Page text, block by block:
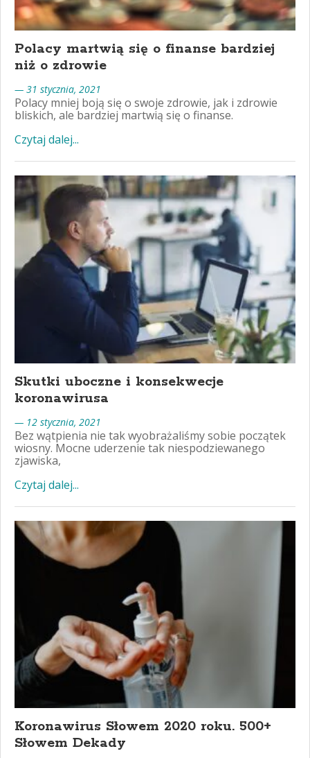
Polacy martwią się o finanse bardziej
niż o zdrowie
— 31 stycznia, 2021
Polacy mniej boją się o swoje zdrowie, jak i zdrowie
bliskich, ale bardziej martwią się o finanse.
Czytaj dalej...
Skutki uboczne i konsekwecje
koronawirusa
— 12 stycznia, 2021
Bez wątpienia nie tak wyobrażaliśmy sobie początek
wiosny. Mocne uderzenie tak niespodziewanego
zjawiska,
Czytaj dalej...
Koronawirus Słowem 2020 roku. 500+
Słowem Dekady